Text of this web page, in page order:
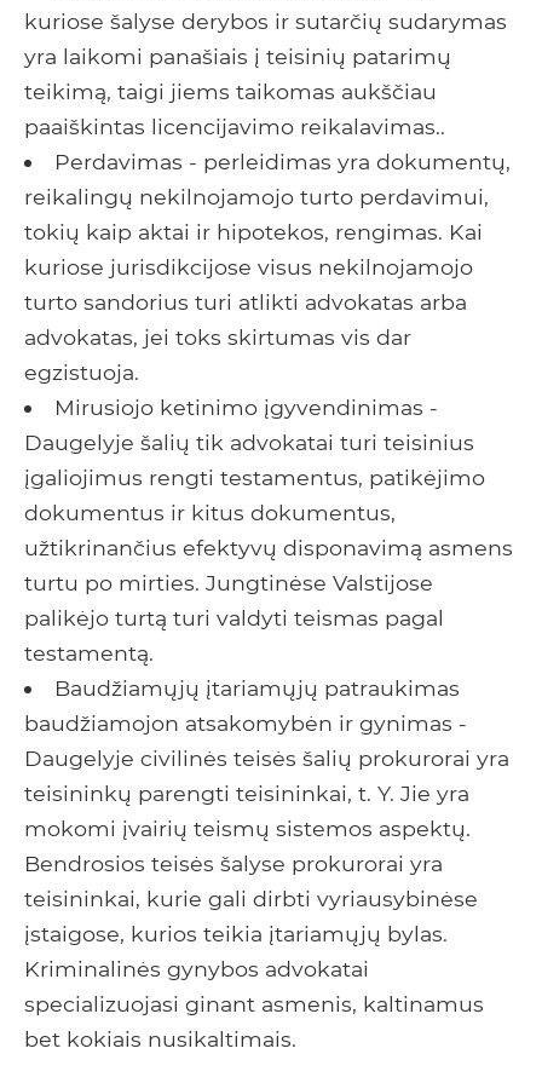
kuriose šalyse derybos ir sutarčių sudarymas
yra laikomi panašiais į teisinių patarimų
teikimą, taigi jiems taikomas aukščiau
paaiškintas licencijavimo reikalavimas..
Perdavimas - perleidimas yra dokumentų,
reikalingų nekilnojamojo turto perdavimui,
tokių kaip aktai ir hipotekos, rengimas. Kai
kuriose jurisdikcijose visus nekilnojamojo
turto sandorius turi atlikti advokatas arba
advokatas, jei toks skirtumas vis dar
egzistuoja.
Mirusiojo ketinimo įgyvendinimas -
Daugelyje šalių tik advokatai turi teisinius
įgaliojimus rengti testamentus, patikėjimo
dokumentus ir kitus dokumentus,
užtikrinančius efektyvų disponavimą asmens
turtu po mirties. Jungtinėse Valstijose
palikėjo turtą turi valdyti teismas pagal
testamentą.
Baudžiamųjų įtariamųjų patraukimas
baudžiamojon atsakomybėn ir gynimas -
Daugelyje civilinės teisės šalių prokurorai yra
teisininkų parengti teisininkai, t. Y. Jie yra
mokomi įvairių teismų sistemos aspektų.
Bendrosios teisės šalyse prokurorai yra
teisininkai, kurie gali dirbti vyriausybinėse
įstaigose, kurios teikia įtariamųjų bylas.
Kriminalinės gynybos advokatai
specializuojasi ginant asmenis, kaltinamus
bet kokiais nusikaltimais.